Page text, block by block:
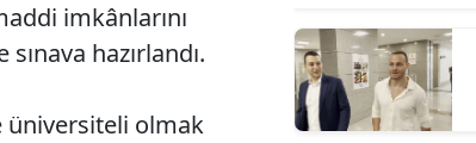
imkânlarını
hazırlandı.
üniversiteli olmak